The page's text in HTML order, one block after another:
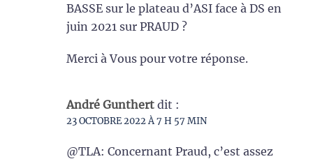
BASSE sur le plateau d’ASI face à DS en
juin 2021 sur PRAUD ?
Merci à Vous pour votre réponse.
André Gunthert dit :
23 OCTOBRE 2022 À 7 H 57 MIN
@TLA: Concernant Praud, c’est assez